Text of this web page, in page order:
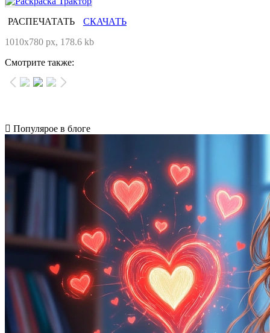
РАСПЕЧАТАТЬ
СКАЧАТЬ
1010x780 px, 178.6 kb
Смотрите также:
Популярое в блоге